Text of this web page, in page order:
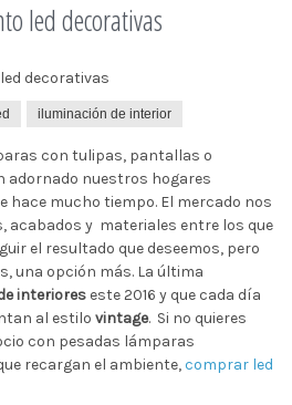
led decorativas
iluminación de interior
con tulipas, pantallas o
nuestros hogares
hace mucho tiempo. El mercado nos
acabados y materiales entre los que
el resultado que deseemos, pero
una opción más. La última
interiores este 2016 y que cada día
al estilo vintage. Si no quieres
con pesadas lámparas
recargan el ambiente, comprar led